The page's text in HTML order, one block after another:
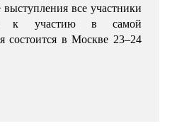
все участники
к участию в самой
состоится в Москве 23–24